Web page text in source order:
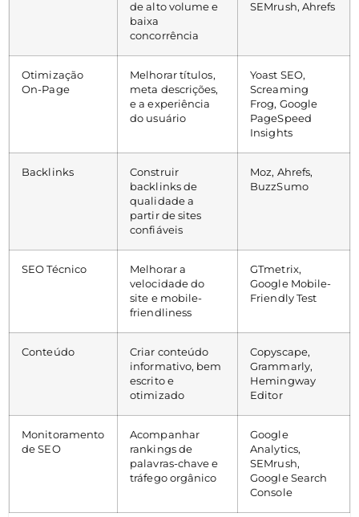
de alto volume e
baixa
concorrência
SEMrush, Ahrefs
Otimização
On-Page
Melhorar títulos,
meta descrições,
e a experiência
do usuário
Yoast SEO,
Screaming
Frog, Google
PageSpeed
Insights
Backlinks
Construir
backlinks de
qualidade a
partir de sites
confiáveis
Moz, Ahrefs,
BuzzSumo
SEO Técnico
Melhorar a
velocidade do
site e mobile-
friendliness
GTmetrix,
Google Mobile-
Friendly Test
Conteúdo
Criar conteúdo
informativo, bem
escrito e
otimizado
Copyscape,
Grammarly,
Hemingway
Editor
Monitoramento
de SEO
Acompanhar
rankings de
palavras-chave e
tráfego orgânico
Google
Analytics,
SEMrush,
Google Search
Console